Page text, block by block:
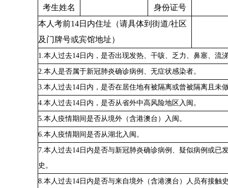
考生姓名
身份证号
本人考前14日内住址（请具体到街道/社区
及门牌号或宾馆地址）
1.本人过去14日内，是否出现发热、干咳、乏力、鼻塞、流
2.本人是否属于新冠肺炎确诊病例、无症状感染者。
3.本人过去14日内，是否在居住地有被隔离或曾被隔离且未
4.本人过去14日内，是否从省外中高风险地区入闽。
5.本人疫情期间是否从境外（含港澳台）入闽。
6.本人疫情期间是否从湖北入闽。
7.本人过去14日内是否与新冠肺炎确诊病例、疑似病例或已
史。
8.本人过去14日内是否与来自境外（含港澳台）人员有接触